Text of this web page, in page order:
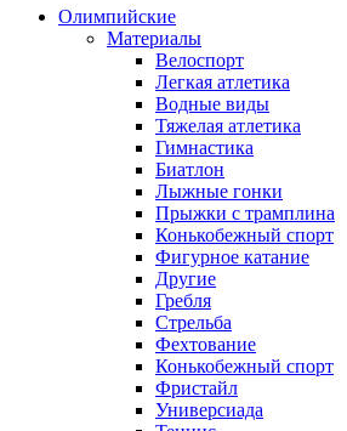
Олимпийские
Материалы
Велоспорт
Легкая атлетика
Водные виды
Тяжелая атлетика
Гимнастика
Биатлон
Лыжные гонки
Прыжки с трамплина
Конькобежный спорт
Фигурное катание
Другие
Гребля
Стрельба
Фехтование
Конькобежный спорт
Фристайл
Универсиада